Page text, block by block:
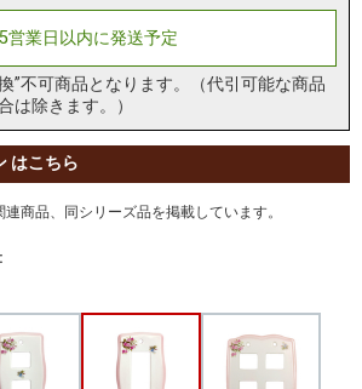
”不可商品となります。（代引可能な商品
は除きます。）
はこちら
商品、同シリーズ品を掲載しています。